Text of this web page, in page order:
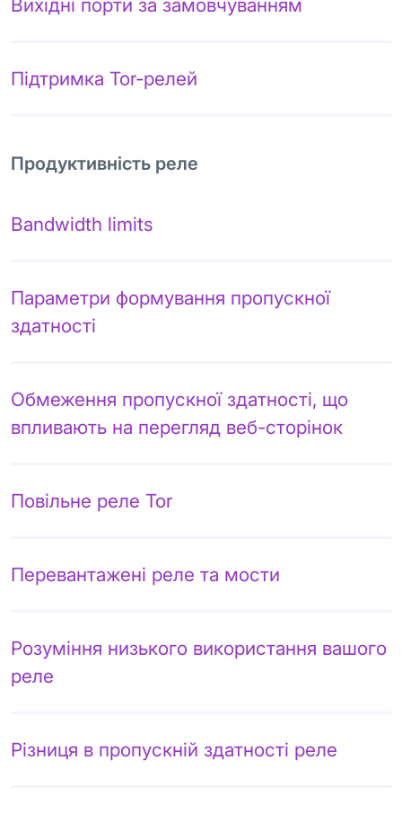
Вихідні порти за замовчуванням
Підтримка Tor-релей
Продуктивність реле
Bandwidth limits
Параметри формування пропускної
здатності
Обмеження пропускної здатності, що
впливають на перегляд веб-сторінок
Повільне реле Tor
Перевантажені реле та мости
Розуміння низького використання вашого
реле
Різниця в пропускній здатності реле